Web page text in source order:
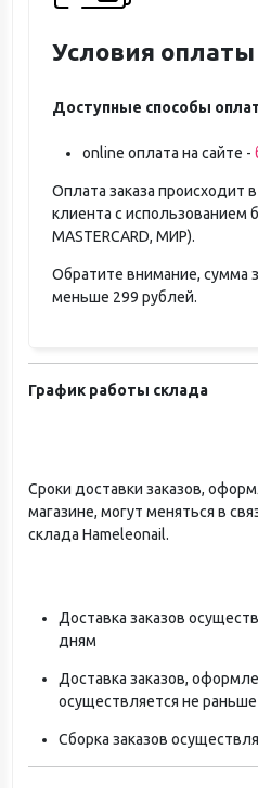
Условия оплаты
Доступные способы
online оплата на сайте -
Оплата заказа происходит
клиента с использованием
MASTERCARD, МИР).
Обратите внимание, сумма
меньше 299 рублей.
График работы склада
Сроки доставки заказов,
магазине, могут меняться в
склада Hameleonail.
Доставка заказов
дням
Доставка заказов,
осуществляется не
Сборка заказов